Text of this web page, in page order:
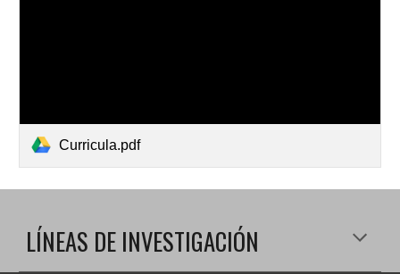
Curricula.pdf
LÍNEAS DE INVESTIGACIÓN